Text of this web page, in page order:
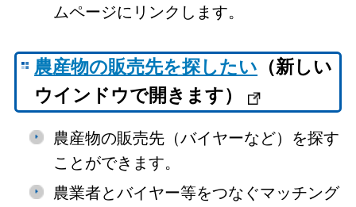
ムページにリンクします。
農産物の販売先を探したい （新しい
ウインドウで開きます）
農産物の販売先（バイヤーなど）を探す
ことができます。
農業者とバイヤー等をつなぐマッチング